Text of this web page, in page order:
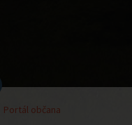
Portál občana